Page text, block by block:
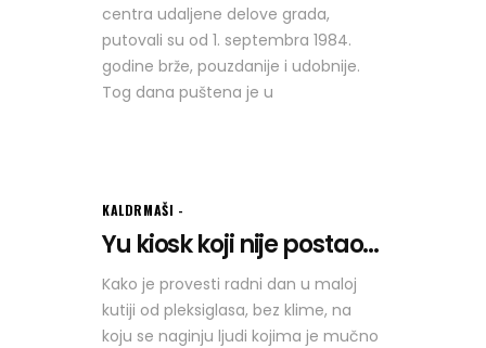
centra udaljene delove grada,
putovali su od 1. septembra 1984.
godine brže, pouzdanije i udobnije.
Tog dana puštena je u
KALDRMAŠI
Yu kiosk koji nije postao...
Kako je provesti radni dan u maloj
kutiji od pleksiglasa, bez klime, na
koju se naginju ljudi kojima je mučno